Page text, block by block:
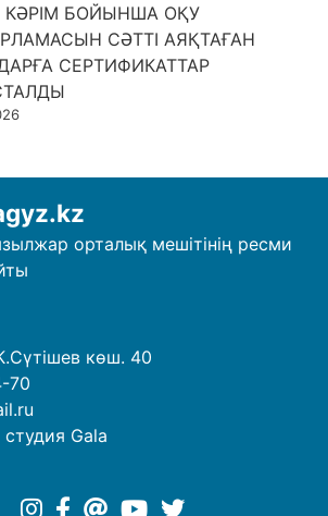
КӘРІМ БОЙЫНША ОҚУ
СӘТТІ АЯҚТАҒАН
СЕРТИФИКАТТАР
орталық мешітінің ресми
көш. 40
70
студия Gala